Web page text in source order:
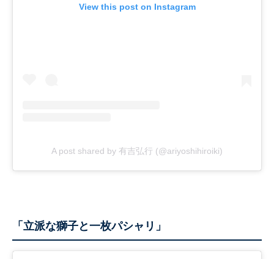
View this post on Instagram
A post shared by 有吉弘行 (@ariyoshihiroiki)
「立派な獅子と一枚パシャリ」